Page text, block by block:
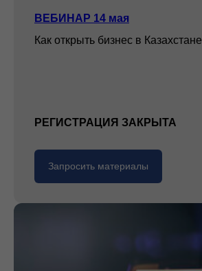
ВЕБИНАР 14 мая
Как открыть бизнес в Казахстане
РЕГИСТРАЦИЯ ЗАКРЫТА
Запросить материалы